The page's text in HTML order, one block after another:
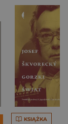
KSIĄŻKA